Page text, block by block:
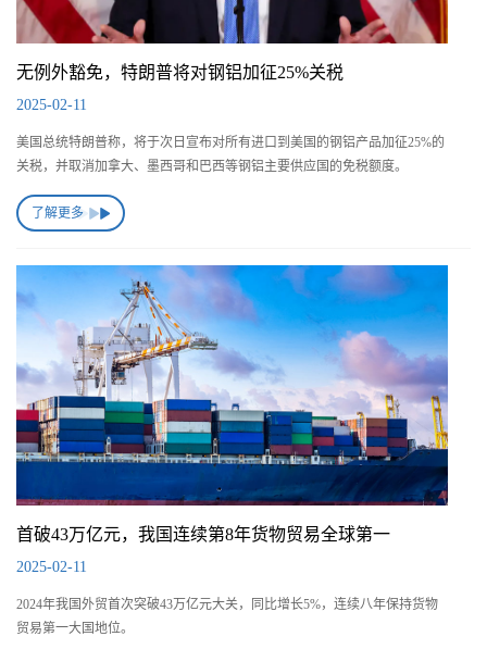
无例外豁免，特朗普将对钢铝加征25%关税
2025-02-11
美国总统特朗普称，将于次日宣布对所有进口到美国的钢铝产品加征25%的
关税，并取消加拿大、墨西哥和巴西等钢铝主要供应国的免税额度。
了解更多
首破43万亿元，我国连续第8年货物贸易全球第一
2025-02-11
2024年我国外贸首次突破43万亿元大关，同比增长5%，连续八年保持货物
贸易第一大国地位。